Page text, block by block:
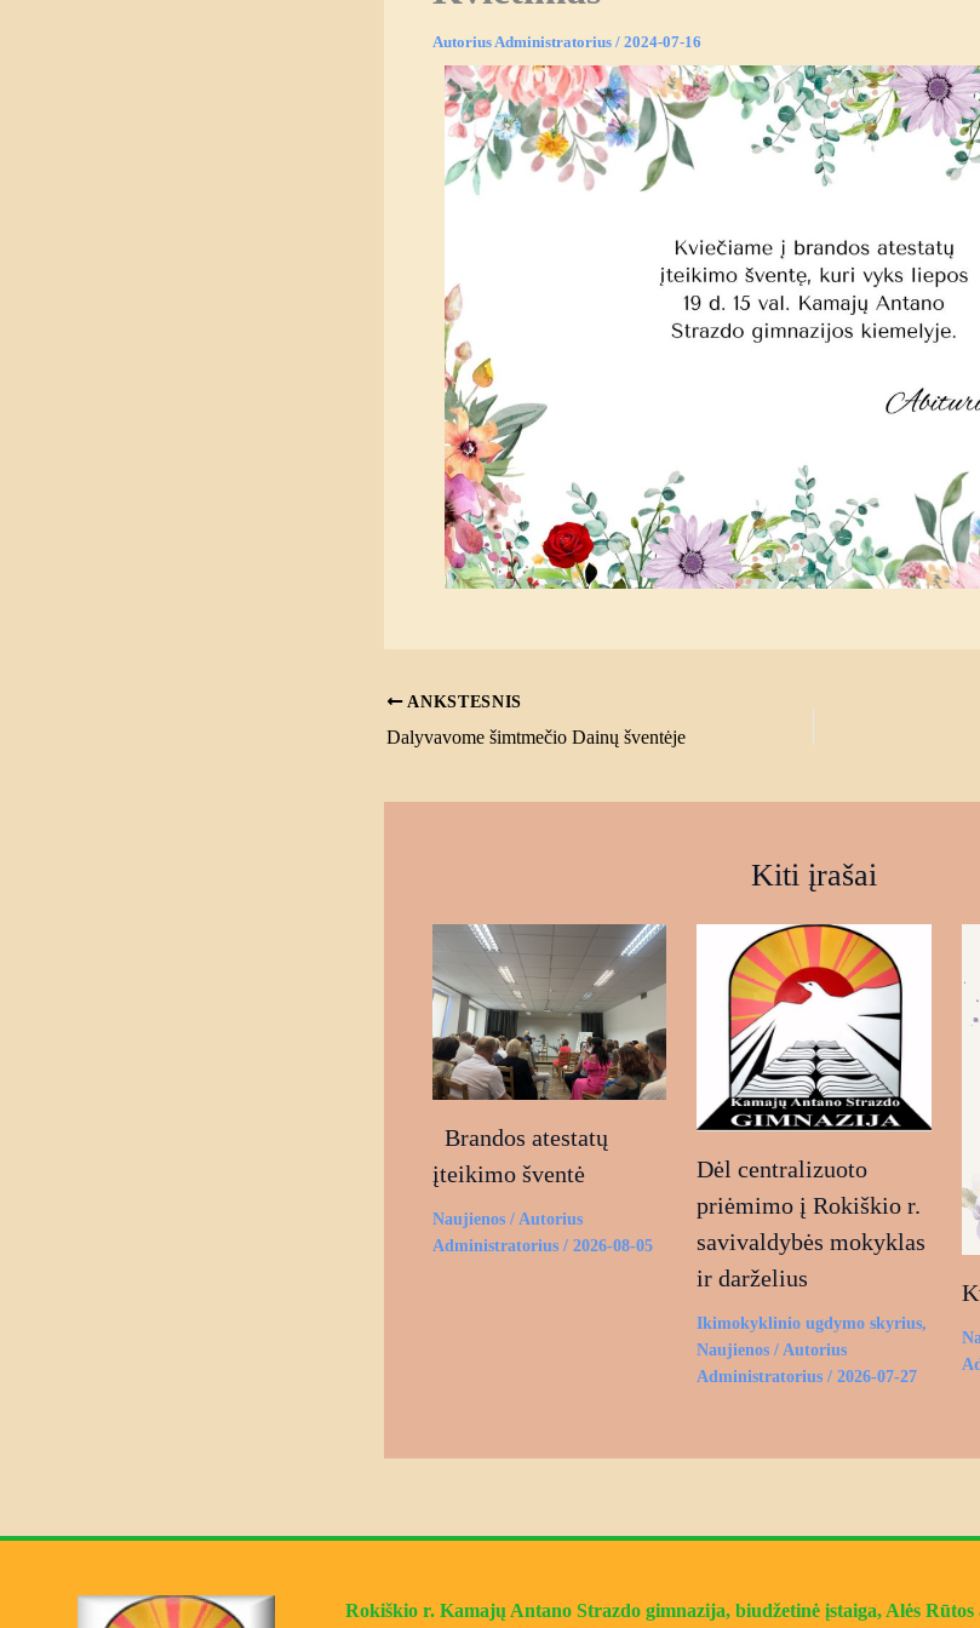
AutoriusAdministratorius / 2024-07-16
ANKSTESNIS
Dalyvavome šimtmečio Dainų šventėje
Kiti įrašai
Brandos atestatų
įteikimo šventė
Naujienos / Autorius
Administratorius / 2026-08-05
Dėl centralizuoto
priėmimo į Rokiškio r.
savivaldybės mokyklas
ir darželius
Ikimokyklinio ugdymo skyrius,
Naujienos / Autorius
Administratorius/2026-07-27
Rokiškio r. Kamajų Antano Strazdo gimnazija, biudžetinė įstaiga, Alės